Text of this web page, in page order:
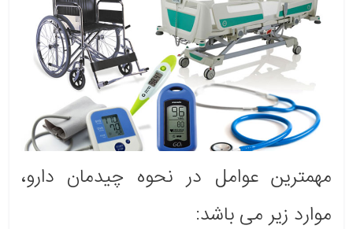
مهمترین عوامل در نحوه چیدمان دارو،
موارد زیر می باشد: